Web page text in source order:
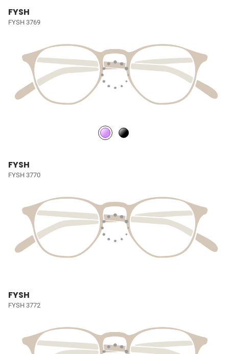
FYSH
FYSH 3769
FYSH
FYSH 3770
FYSH
FYSH 3772